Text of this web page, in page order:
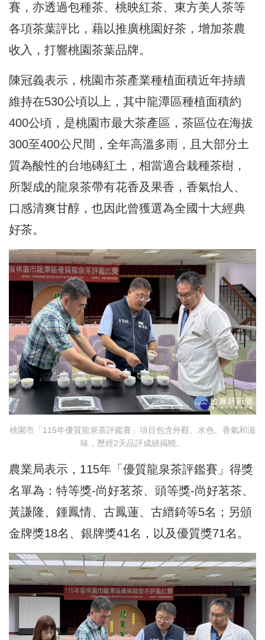
賽，亦透過包種茶、桃映紅茶、東方美人茶等
各項茶葉評比，藉以推廣桃園好茶，增加茶農
收入，打響桃園茶葉品牌。
陳冠義表示，桃園市茶產業種植面積近年持續
維持在530公頃以上，其中龍潭區種植面積約
400公頃，是桃園市最大茶產區，茶區位在海拔
300至400公尺間，全年高溫多雨，且大部分土
質為酸性的台地磚紅土，相當適合栽種茶樹，
所製成的龍泉茶帶有花香及果香，香氣怡人、
口感清爽甘醇，也因此曾獲選為全國十大經典
好茶。
桃園市「115年優質龍泉茶評鑑賽」項目包含外觀、水色、香氣和滋
味，歷經2天品評成績揭曉。
農業局表示，115年「優質龍泉茶評鑑賽」得獎
名單為：特等獎-尚好茗茶、頭等獎-尚好茗茶、
黃謙隆、鍾鳳情、古鳳蓮、古縉錡等5名；另頒
金牌獎18名、銀牌獎41名，以及優質獎71名。